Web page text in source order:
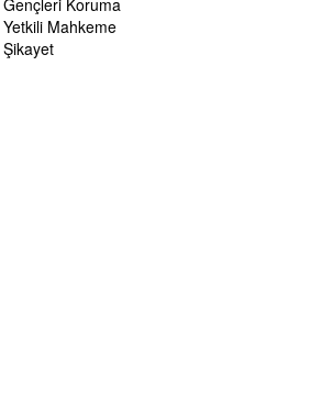
Gençleri Koruma
Yetkili Mahkeme
Şikayet